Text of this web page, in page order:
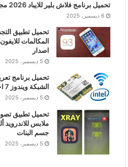
تحميل برنامج فلاش بلير للايباد 2026 مجانا كامل
6 ديسمبر، 2025
تحميل تطبيق
اصدار
5 ديسمبر، 2025
تحميل برنامج
الشبكة ويندوز 7 اخر اصدار
5 ديسمبر، 2025
تحميل تطبيق
ملابس
جسم البنات
5 ديسمبر، 2025